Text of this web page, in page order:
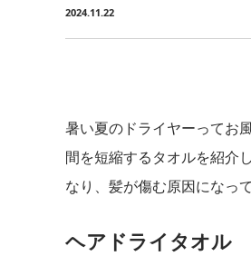
2024.11.22
暑い夏のドライヤーってお
間を短縮するタオルを紹介
なり、髪が傷む原因になっ
ヘアドライタオル